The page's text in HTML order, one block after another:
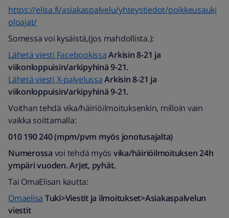
https://elisa.fi/asiakaspalvelu/yhteystiedot/poikkeusauki
oloajat/
Somessa voi kysäistä,(jos mahdollista.):
Lähetä viesti FacebookissaArkisin 8-21 ja
viikonloppuisin/arkipyhinä 9-21.
Lähetä viesti X-palvelussaArkisin 8-21 ja
viikonloppuisin/arkipyhinä 9-21.
Voithan tehdä vika/häiriöilmoituksenkin, milloin vain
vaikka soittamalla:
010 190 240 (mpm/pvm myös jonotusajalta)​
Numerossa voi tehdä myös vika/häiriöilmoituksen24h
ympäri vuoden. Arjet, pyhät.
Tai OmaElisan kautta:
Omaelisa Tuki>Viestit ja ilmoitukset>Asiakaspalvelun
viestit